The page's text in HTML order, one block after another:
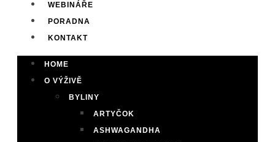
WEBINÁŘE
PORADNA
KONTAKT
HOME
O VÝŽIVĚ
BYLINY
ARTYČOK
ASHWAGANDHA